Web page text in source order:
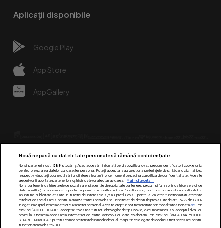
Aplicații disponibile
Google Play
App Store
AppGallery
Urmărește-ne pe:
Nouă ne pasă ca datele tale personale să rămână confidențiale
Noi și partenerii noștri 589stocăm și/sau accesăm informații pe dispozitivul dvs., precum identificatorii cookie unici
pentru prelucrarea datelor cu caracter personal. Puteți accepta sau gestiona preferințele dvs. făcând clic mai jos,
respectiv vă puteți opune utilizării unui interes legitim în orice moment pe pagina cu politica de confidențialitate. Aceste
alegeri vor fi raportate partenerilor noștri și nu vă vor afecta navigarea.
Mai multe detalii
Noi si partenerii nostri (retelele de socializare si agentiile de publicitate partenere, precum si furnizorii nostri de servicii de
date analitice) prelucram date pentru a permite website-ului sa functioneze, pentru a personaliza continutul si
anunturile publicitare afisate in functie de interesele si/sau profilul dvs., pentru a va oferi functionalitati aferente
retelelor de socializare si pentru a analiza traficul pe website. Beneficiati de drepturile prevazute de art. 15-22 din GDPR
in legatura cu prelucrarea datelor cu caracter personal. Aceste drepturi pot fi exercitate prin modalitatea indicataaici. Prin
click pe “ACCEPT TOATE”, acceptati folosirea tuturor Tehnologiilor de tip Cookie, care implica inclusiv acceptul dvs. cu
privire la stocarea/accesarea informatiilor de catre Vendor-ii cu care colaboram. Prin click pe “VREAU SA MODIFIC
SETARILE INDIVIDUAL” puteti schimba preferintele in mod individual, mai putin cele legate de cookie strict necesare pentru
functionarea website-ului.